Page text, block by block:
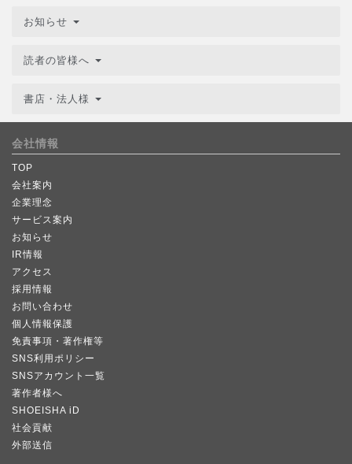
お知らせ
読者の皆様へ
書店・法人様
会社情報
TOP
会社案内
企業理念
サービス案内
お知らせ
IR情報
アクセス
採用情報
お問い合わせ
個人情報保護
免責事項・著作権等
SNS利用ポリシー
SNSアカウント一覧
著作者様へ
SHOEISHA iD
社会貢献
外部送信